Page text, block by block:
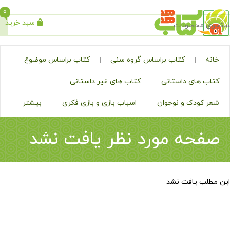
جستجو سبد خرید
0
کتاب براساس گروه سنی کتاب براساس موضوع
داستانی کتاب های غیر داستانی
و نوجوان اسباب بازی و بازی فکری بیشتر
مورد نظر یافت نشد
نشد